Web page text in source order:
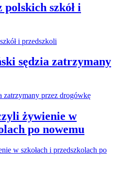
szkół i
sędzia zatrzymany
żywienie w
po nowemu